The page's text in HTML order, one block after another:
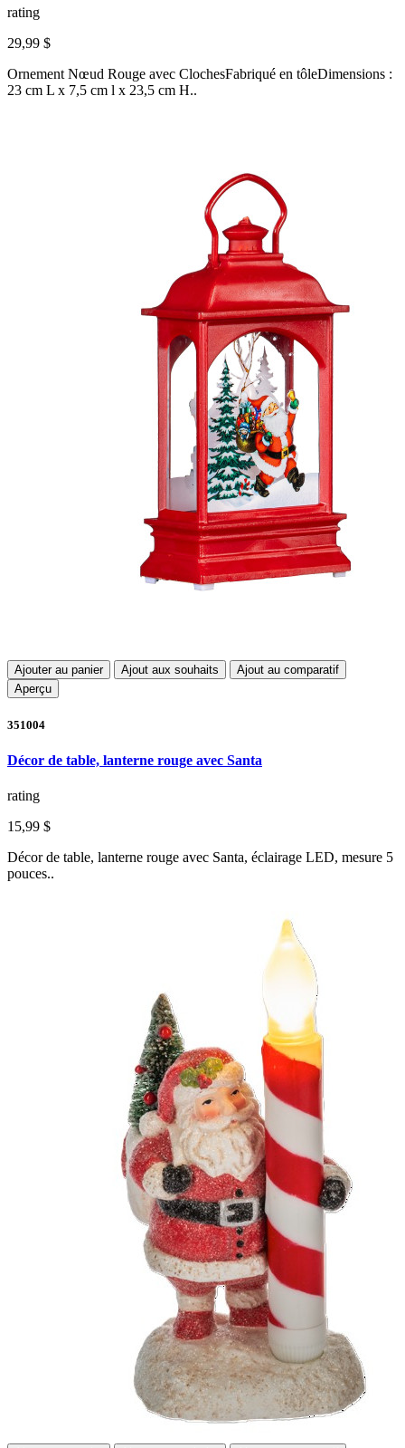
rating
29,99 $
Ornement Nœud Rouge avec ClochesFabriqué en tôleDimensions :
23 cm L x 7,5 cm l x 23,5 cm H..
Ajouter au panier Ajout aux souhaits
Ajout au comparatif
Aperçu
351004
Décor de table, lanterne rouge avec Santa
rating
15,99 $
Décor de table, lanterne rouge avec Santa, éclairage LED, mesure 5
pouces..